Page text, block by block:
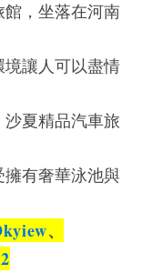
，坐落在河南
讓人可以盡情
夏精品汽車旅
有奢華泳池與
、